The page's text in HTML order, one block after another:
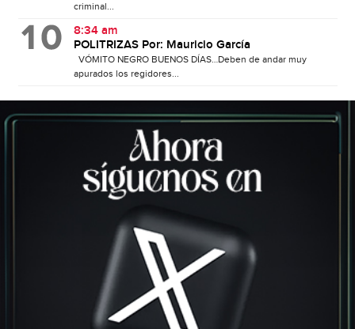
criminal...
8:34 am
POLITRIZAS Por: Mauricio García
VÓMITO NEGRO BUENOS DÍAS…Deben de andar muy
apurados los regidores...